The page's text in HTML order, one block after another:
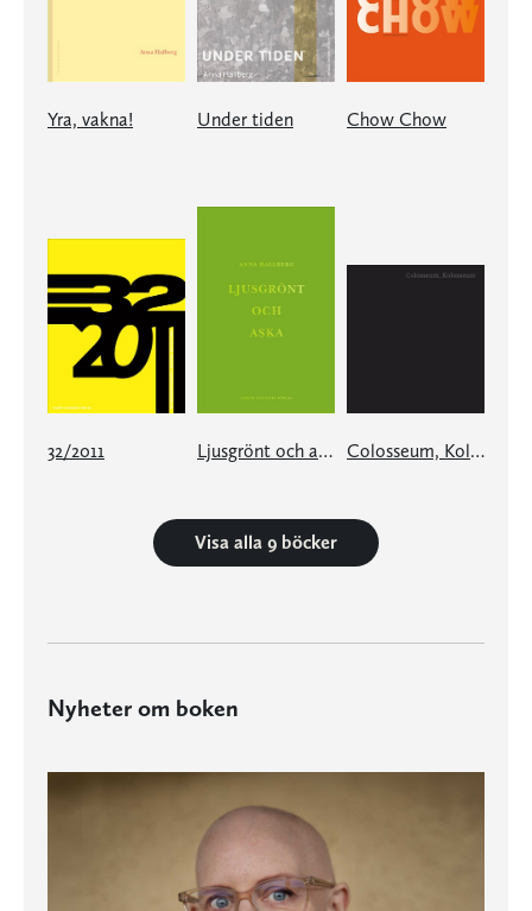
Yra, vakna! Under tiden Chow Chow
32/2011 Ljusgrönt och aska Colosseum, Kolosseum
Visa alla 9 böcker
Nyheter om boken